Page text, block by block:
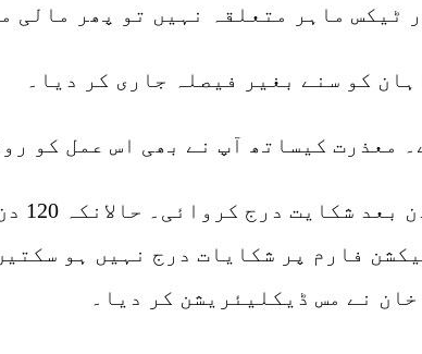
ماہر متعلقہ نہیں تو پھر مالی
کو سنے بغیر فیصلہ جاری کر دیا۔
معذرت کیساتھ آپ نے بھی اس عمل کو
ان